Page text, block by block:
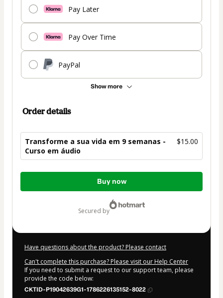
Pay Later
Pay Over Time
PayPal
Show more
Order details
Transforme a sua vida em 9 semanas -
Curso em áudio
$15.00
Total
Buy now
secured by
Have questions about the product? Please contact
Can't complete this purchase? Please visit our Help Center
If you need to submit a request to our support team, please
provide the code below:
CKTID-P19042639G1-1786226135152-8022